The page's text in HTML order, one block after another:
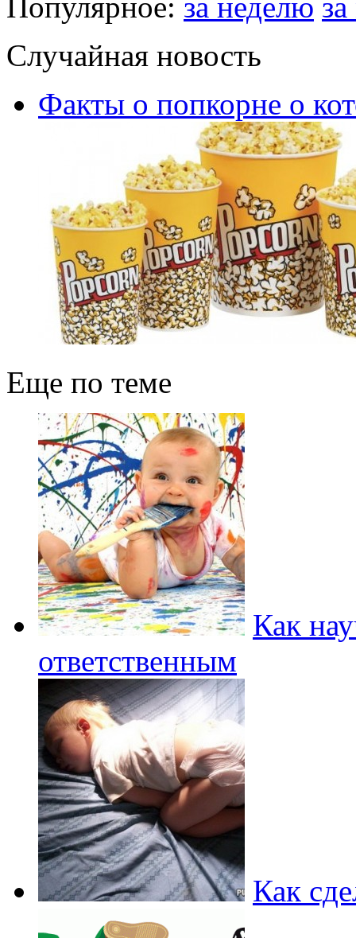
Случайная новость
Факты о попкорне о
Еще по теме
Как
ответственным
Как